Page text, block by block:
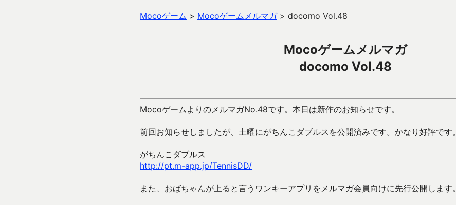
Mocoゲーム > Mocoゲームメルマガ> docomo Vol.48
Mocoゲームメルマガ
docomo Vol.48
MocoゲームよりのメルマガNo.48です。本日は新作のお知らせです。
前回お知らせしましたが、土曜にがちんこダブルスを公開済みです。かなり好評です。
がちんこダブルス
http://pt.m-app.jp/TennisDD/
また、おばちゃんが上ると言うワンキーアプリをメルマガ会員向けに先行公開します。